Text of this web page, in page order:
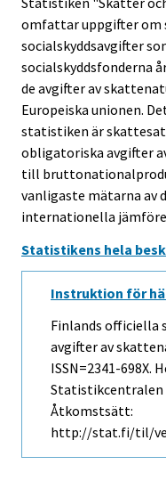
omfattar uppgifter om
socialskyddsavgifter
socialskyddsfonderna
de avgifter av
Europeiska unionen.
statistiken är
obligatoriska avgifter
till
vanligaste mätarna av
internationella
Statistikens hela
Instruktion för
Finlands officiella
avgifter av
ISSN=2341-698X.
Statistikcentralen
Åtkomstsätt:
http://stat.fi/til/